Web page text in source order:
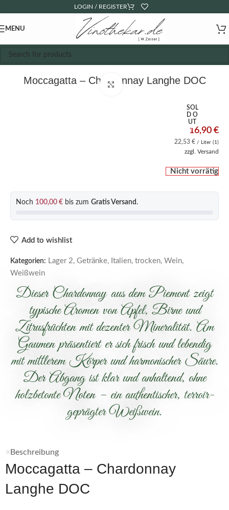
LOGIN / REGISTER
MENU
Moccagatta – Chardonnay Langhe DOC
SOL
D O
UT
Click to enlarge
16,90 €
22,53 € / Liter (1)
zzgl. Versand
Nicht vorrätig
Noch 100,00 € bis zum Gratis Versand .
Add to wishlist
Kategorien: Lager 2, Getränke, Italien, trocken, Wein,
Weißwein
Dieser Chardonnay aus dem Piemont zeigt
typische Aromen von Apfel, Birne und
Zitrusfrüchten mit dezenter Mineralität. Am
Gaumen präsentiert er sich frisch und lebendig
mit mittlerem Körper und harmonischer Säure.
Der Abgang ist klar und anhaltend, ohne
holzbetonte Noten – ein authentischer, terroir-
geprägter Weißwein.
Beschreibung
Moccagatta – Chardonnay
Langhe DOC